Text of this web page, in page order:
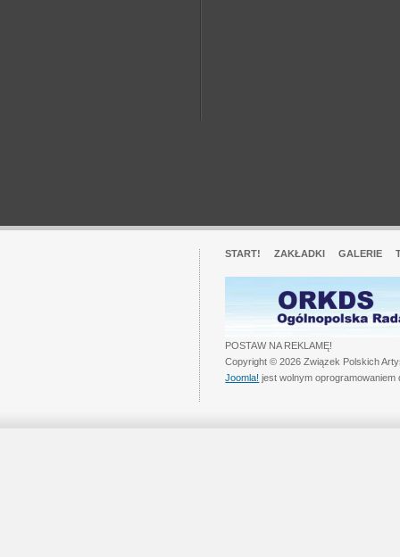
START! ZAKŁADKI GALERIE
POSTAW NA REKLAMĘ!
Copyright © 2026 Związek Polskich
Joomla! jest wolnym